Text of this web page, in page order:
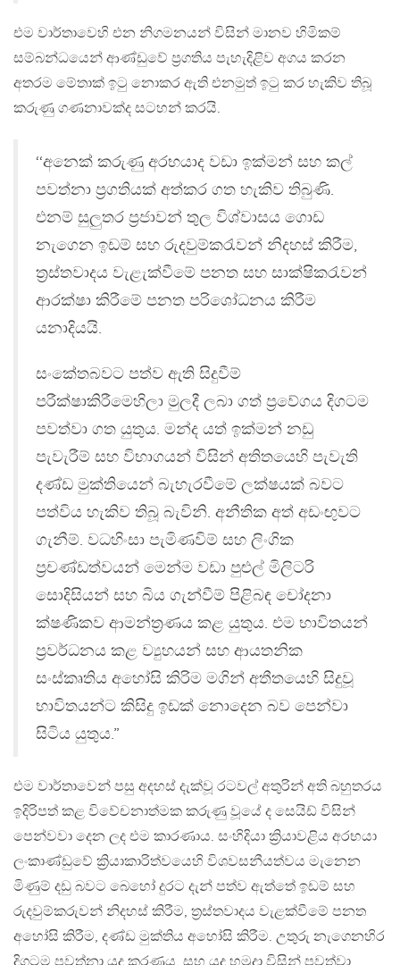
එම වාර්තාවෙහි එන නිගමනයන් විසින් මානව හිමිකම්
සම්බන්ධයෙන් ආණ්ඩුවේ ප්‍රගතිය පැහැදිළිව අගය කරන
අතරම මේතාක් ඉටු නොකර ඇති එනමුත් ඉටු කර හැකිව තිබූ
කරුණු ගණනාවක්ද සටහන් කරයි.
‘‘අනෙක් කරුණු අරභයාද වඩා ඉක්මන් සහ කල්
පවත්නා ප්‍රගතියක් අත්කර ගත හැකිව තිබුණි.
එනම් සුලුතර ප්‍රජාවන් තුල විශ්වාසය ගොඩ
නැගෙන ඉඩම් සහ රුදවුම්කරැවන් නිදහස් කිරීම,
ත්‍රස්තවාදය වැළැක්වීමේ පනත සහ සාක්ෂිකරැවන්
ආරක්ෂා කිරීමේ පනත පරිශෝධනය කිරීම
යනාදියයි.
සංකේතබවට පත්ව ඇති සිදුවීම්
පරීක්ෂාකිරීමෙහිලා මුලදී ලබා ගත් ප්‍රවේගය දිගටම
පවත්වා ගත යුතුය. මන්ද යත් ඉක්මන් නඩු
පැවැරීම් සහ විභාගයන් විසින් අතිතයෙහි පැවැති
දණ්ඩ මුක්තියෙන් බැහැරවීමේ ලක්ෂයක් බවට
පත්විය හැකිව තිබූ බැවිනි. අනීතික අත් අඩංඟුවට
ගැනීම්. වධහිංසා පැමිණවිම් සහ ලිංගික
ප්‍රචණ්ඩත්වයන් මෙන්ම වඩා පුළුල් මිලිටරි
සොදිසියන් සහ බිය ගැන්වීම් පිළිබඳ චෝදනා
ක්ෂණිකව ආමන්ත්‍රණය කළ යුතුය. එම භාවිතයන්
ප්‍රවර්ධනය කළ ව්‍යුහයන් සහ ආයතනික
සංස්කෘතිය අහෝසි කිරිම මගින් අතීතයෙහි සිදුවූ
භාවිතයන්ට කිසිදු ඉඩක් නොදෙන බව පෙන්වා
සිටිය යුතුය.”
එම වාර්තාවෙන් පසු අදහස් දැක්වූ රටවල් අතුරින් අති බහුතරය
ඉදිරිපත් කළ විවේචනාත්මක කරුණු වූයේ ද සෙයිඩ් විසින්
පෙන්වවා දෙන ලද එම කාරණාය. සංහිදියා ක්‍රියාවළිය අරභයා
ලංකාණ්ඩුවේ ක්‍රියාකාරිත්වයෙහි විශවසනීයත්වය මැනෙන
මිණුම් දඩු බවට බෙහෝ දුරට දැන් පත්ව ඇත්තේ ඉඩම් සහ
රුදවුම්කරුවන් නිදහස් කිරීම, ත්‍රස්තවාදය වැළක්වීමේ පනත
අහෝසි කිරීම, දණ්ඩ මුක්තිය අහෝසි කිරීම. උතුරු නැගෙනහිර
දිගටම පවත්නා යුද කරණය, සහ යුද හමුදා විසින් පවත්වා